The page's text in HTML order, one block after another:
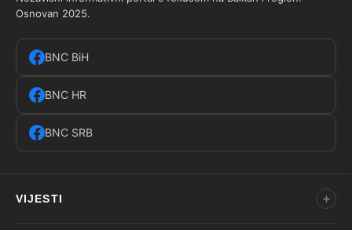
Osnovan 2025.
BNC BiH
BNC HR
BNC SRB
VIJESTI